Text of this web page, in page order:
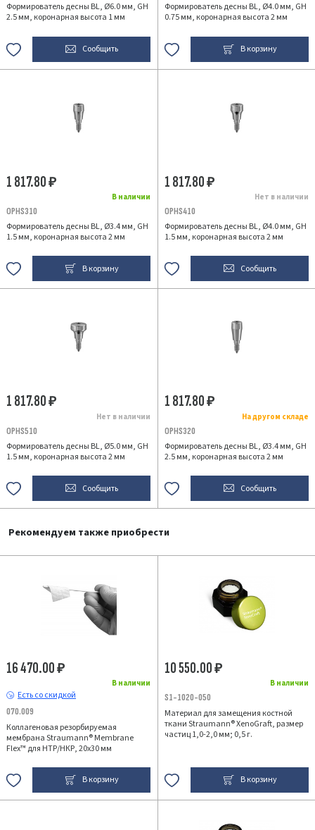
Формирователь десны BL, Ø6.0 мм, GH
2.5 мм, коронарная высота 1 мм
Сообщить
Формирователь десны BL, Ø4.0 мм, GH
0.75 мм, коронарная высота 2 мм
В корзину
В наличии
1 817.80₽
OPHS310
Формирователь десны BL, Ø3.4 мм, GH
1.5 мм, коронарная высота 2 мм
В корзину
Нет в наличии
1 817.80₽
OPHS410
Формирователь десны BL, Ø4.0 мм, GH
1.5 мм, коронарная высота 2 мм
Сообщить
Нет в наличии
1 817.80₽
OPHS510
Формирователь десны BL, Ø5.0 мм, GH
1.5 мм, коронарная высота 2 мм
Сообщить
На другом складе
1 817.80₽
OPHS320
Формирователь десны BL, Ø3.4 мм, GH
2.5 мм, коронарная высота 2 мм
Сообщить
Рекомендуем также приобрести
В наличии
16 470.00₽
Есть со скидкой
070.009
Коллагеновая резорбируемая
мембрана Straumann® Membrane
Flex™ для НТР/НКР, 20х30 мм
В корзину
В наличии
10 550.00₽
S1-1020-050
Материал для замещения костной
ткани Straumann® XenoGraft, размер
частиц 1,0-2,0 мм; 0,5 г.
В корзину